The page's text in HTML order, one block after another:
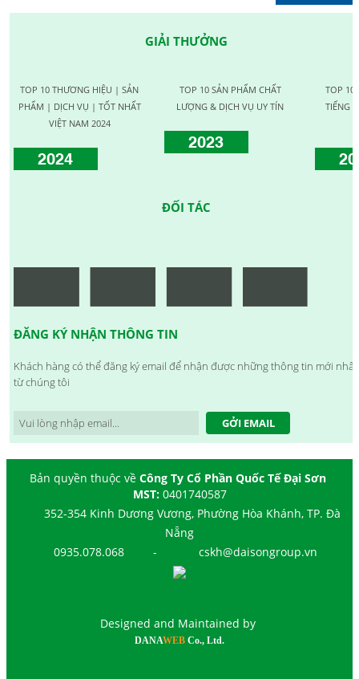
GIẢI THƯỞNG
TOP 10 THƯƠNG HIỆU | SẢN
PHẨM | DỊCH VỤ | TỐT NHẤT
VIỆT NAM 2024
2024
TOP 10 SẢN PHẨM CHẤT
LƯỢNG & DỊCH VỤ UY TÍN
2023
TOP 10
TIẾNG
ĐỐI TÁC
ĐĂNG KÝ NHẬN THÔNG TIN
Khách hàng có thể đăng ký email để nhận được những thông tin mới nhất
từ chúng tôi
GỞI EMAIL
Bản quyền thuộc về Công Ty Cổ Phần Quốc Tế Đại Sơn
MST: 0401740587
352-354 Kinh Dương Vương, Phường Hòa Khánh, TP. Đà
Nẵng
0935.078.068
- cskh@daisongroup.vn
Designed and Maintained by
DANAWEB Co., Ltd.